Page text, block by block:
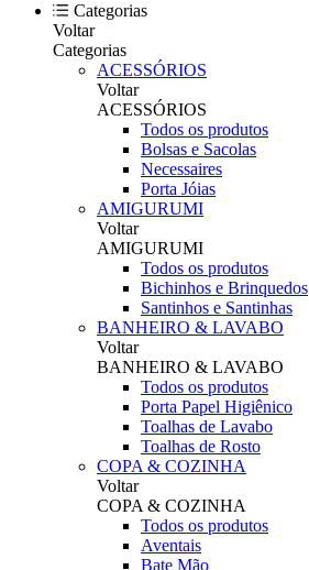
Categorias
Voltar
Categorias
ACESSÓRIOS
Voltar
ACESSÓRIOS
Todos os produtos
Bolsas e Sacolas
Necessaires
Porta Jóias
AMIGURUMI
Voltar
AMIGURUMI
Todos os produtos
Bichinhos e Brinquedos
Santinhos e Santinhas
BANHEIRO & LAVABO
Voltar
BANHEIRO & LAVABO
Todos os produtos
Porta Papel Higiênico
Toalhas de Lavabo
Toalhas de Rosto
COPA & COZINHA
Voltar
COPA & COZINHA
Todos os produtos
Aventais
Bate Mão